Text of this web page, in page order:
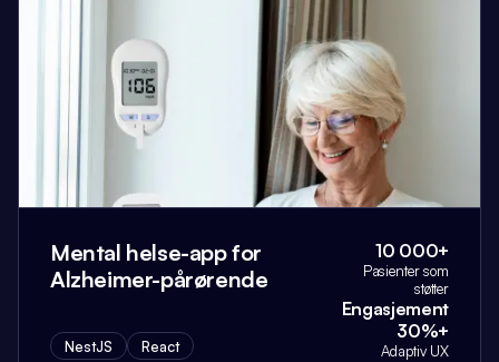
Mental helse-app for
Alzheimer-pårørende
NestJS React
10 000+
Pasienter som
støtter
Engasjement
30%+
Adaptiv UX